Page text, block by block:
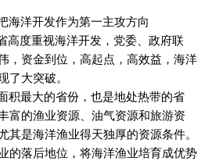
海洋开发作为第一主攻方向
高度重视海洋开发，党委、政府联
，资金到位，高起点，高效益，海洋
了大突破。
积最大的省份，也是地处热带的省
富的渔业资源、油气资源和旅游资
其是海洋渔业得天独厚的资源条件。
的落后地位，将海洋渔业培育成优势